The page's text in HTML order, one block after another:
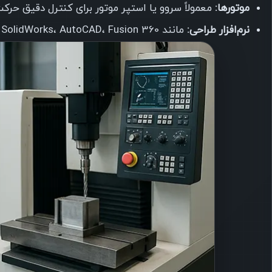
موتورها: معمولاً سروو یا استپر موتور برای کنترل دقیق
نرم‌افزار طراحی: مانند SolidWorks، AutoCAD، Fusion 360 و Mastercam